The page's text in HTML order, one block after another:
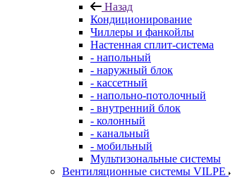
Назад
Кондиционирование
Чиллеры и фанкойлы
Настенная сплит-система
- напольный
- наружный блок
- кассетный
- напольно-потолочный
- внутренний блок
- колонный
- канальный
- мобильный
Мультизональные системы
Вентиляционные системы VILPE